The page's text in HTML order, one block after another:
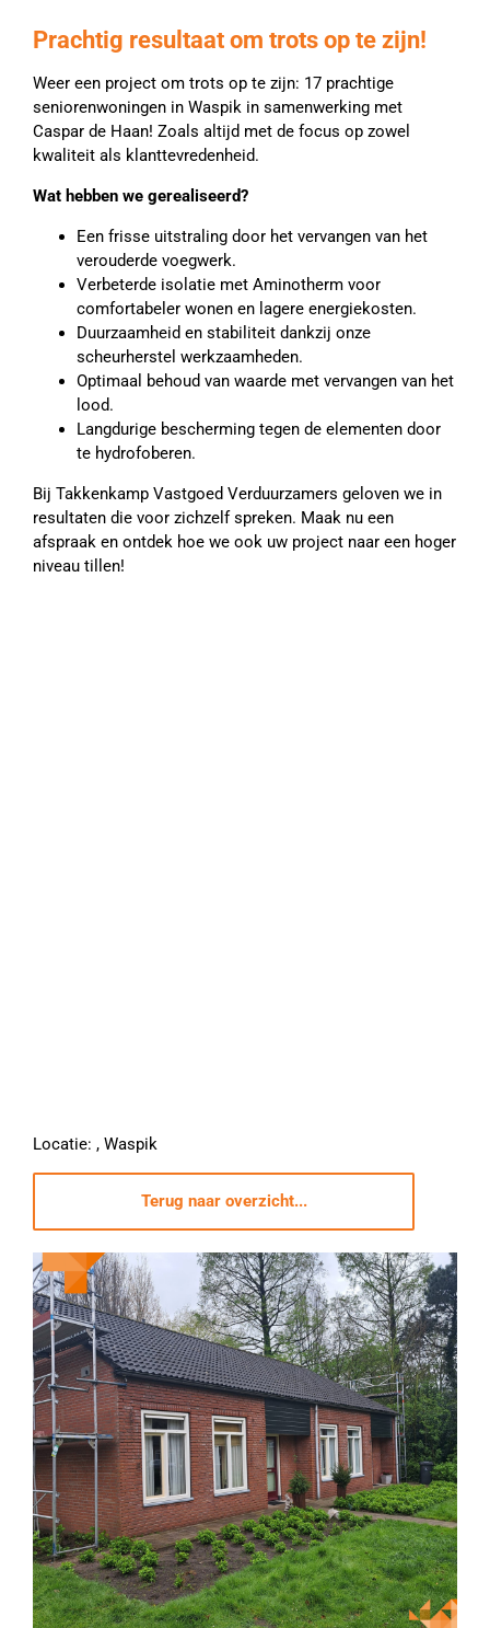
Prachtig resultaat om trots op te zijn!
Weer een project om trots op te zijn: 17 prachtige
seniorenwoningen in Waspik in samenwerking met
Caspar de Haan! Zoals altijd met de focus op zowel
kwaliteit als klanttevredenheid.
Wat hebben we gerealiseerd?
Een frisse uitstraling door het vervangen van het
verouderde voegwerk.
Verbeterde isolatie met Aminotherm voor
comfortabeler wonen en lagere energiekosten.
Duurzaamheid en stabiliteit dankzij onze
scheurherstel werkzaamheden.
Optimaal behoud van waarde met vervangen van het
lood.
Langdurige bescherming tegen de elementen door
te hydrofoberen.
Bij Takkenkamp Vastgoed Verduurzamers geloven we in
resultaten die voor zichzelf spreken. Maak nu een
afspraak en ontdek hoe we ook uw project naar een hoger
niveau tillen!
Locatie: , Waspik
Terug naar overzicht...